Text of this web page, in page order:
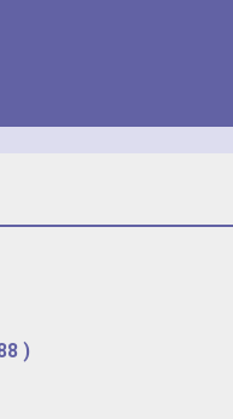
)